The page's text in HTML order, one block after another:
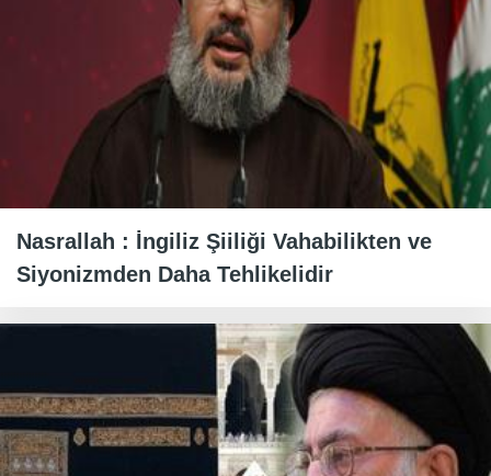
Nasrallah : İngiliz Şiiliği Vahabilikten ve
Siyonizmden Daha Tehlikelidir